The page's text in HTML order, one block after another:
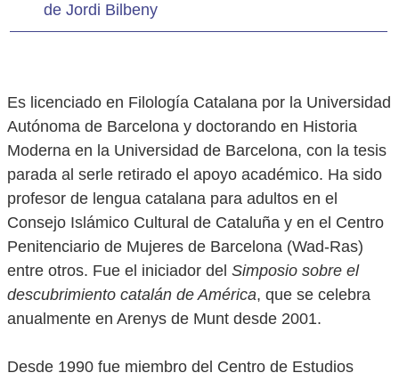
de Jordi Bilbeny
Es licenciado en Filología Catalana por la Universidad
Autónoma de Barcelona y doctorando en Historia
Moderna en la Universidad de Barcelona, con la tesis
parada al serle retirado el apoyo académico. Ha sido
profesor de lengua catalana para adultos en el
Consejo Islámico Cultural de Cataluña y en el Centro
Penitenciario de Mujeres de Barcelona (Wad-Ras)
entre otros. Fue el iniciador del Simposio sobre el
descubrimiento catalán de América, que se celebra
anualmente en Arenys de Munt desde 2001.
Desde 1990 fue miembro del Centro de Estudios